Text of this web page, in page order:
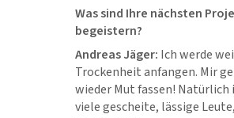
Was sind Ihre nächsten
begeistern?
Andreas Jäger: Ich werde
Trockenheit anfangen. Mir
wieder Mut fassen! Natürlich
viele gescheite, lässige